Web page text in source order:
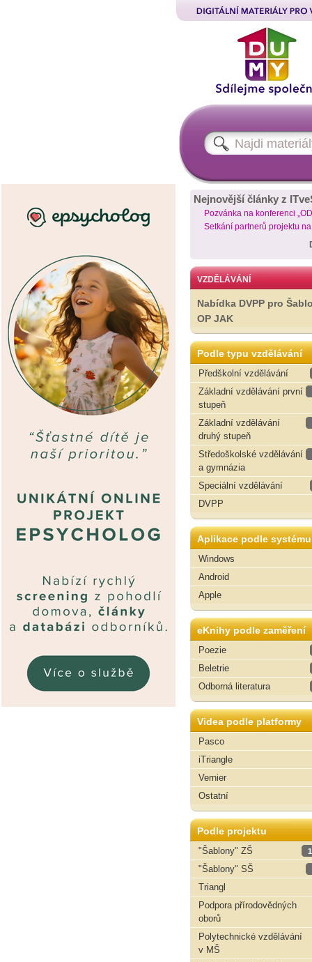
Nejnovější články z
Pozvánka na konferenci
Setkání partnerů projektu
VZDĚLÁVÁNÍ
Nabídka DVPP pro
OP JAK
Podle typu vzdělávání
Předškolní vzdělávání
Základní vzdělávání první
stupeň
Základní vzdělávání
druhý stupeň
Středoškolské vzdělávání
a gymnázia
Speciální vzdělávání
DVPP
Aplikace podle systému
Windows
Android
Apple
eKnihy podle zaměření
Poezie
Beletrie
Odborná literatura
Videa podle platformy
Pasco
iTriangle
Vernier
Ostatní
Podle projektu
"Šablony" ZŠ
"Šablony" SŠ
Triangl
Podpora přírodovědných
oborů
Polytechnické vzdělávání
v MŠ